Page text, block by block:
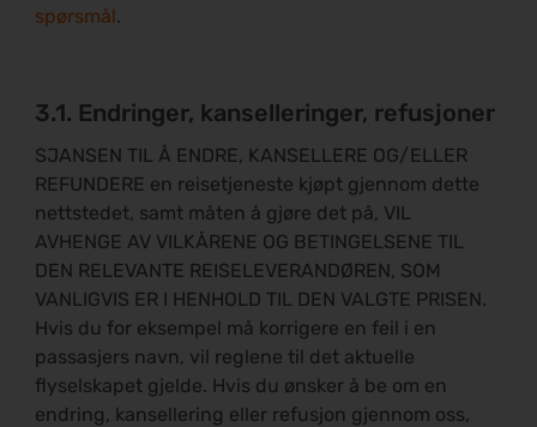
spørsmål.
3.1. Endringer, kanselleringer, refusjoner
SJANSEN TIL Å ENDRE, KANSELLERE OG/ELLER
REFUNDERE en reisetjeneste kjøpt gjennom dette
nettstedet, samt måten å gjøre det på, VIL
AVHENGE AV VILKÅRENE OG BETINGELSENE TIL
DEN RELEVANTE REISELEVERANDØREN, SOM
VANLIGVIS ER I HENHOLD TIL DEN VALGTE PRISEN.
Hvis du for eksempel må korrigere en feil i en
passasjers navn, vil reglene til det aktuelle
flyselskapet gjelde. Hvis du ønsker å be om en
endring, kansellering eller refusjon gjennom oss,